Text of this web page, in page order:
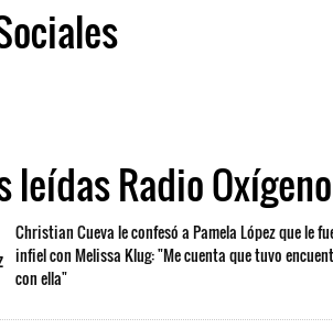
leídas Radio Oxígeno
Christian Cueva le confesó a Pamela López que le
infiel con Melissa Klug: "Me cuenta que tuvo
con ella"